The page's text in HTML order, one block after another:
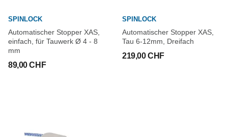
SPINLOCK
Automatischer Stopper XAS,
einfach, für Tauwerk Ø 4 - 8
mm
89,00 CHF
SPINLOCK
Automatischer Stopper XAS,
Tau 6-12mm, Dreifach
219,00 CHF